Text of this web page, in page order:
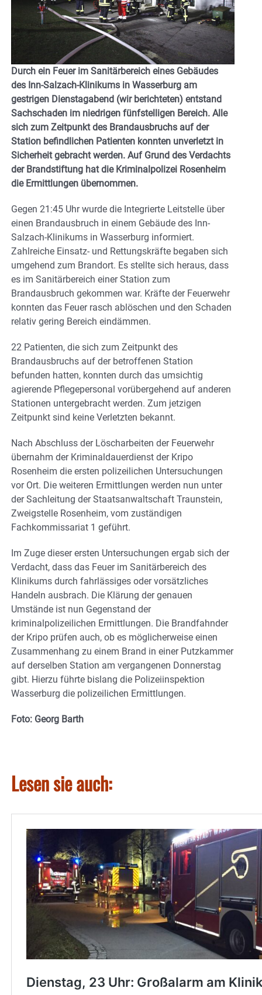
Durch ein Feuer im Sanitärbereich eines Gebäudes
des Inn-Salzach-Klinikums in Wasserburg am
gestrigen Dienstagabend (wir berichteten) entstand
Sachschaden im niedrigen fünfstelligen Bereich. Alle
sich zum Zeitpunkt des Brandausbruchs auf der
Station befindlichen Patienten konnten unverletzt in
Sicherheit gebracht werden. Auf Grund des Verdachts
der Brandstiftung hat die Kriminalpolizei Rosenheim
die Ermittlungen übernommen.
Gegen 21:45 Uhr wurde die Integrierte Leitstelle über
einen Brandausbruch in einem Gebäude des Inn-
Salzach-Klinikums in Wasserburg informiert.
Zahlreiche Einsatz- und Rettungskräfte begaben sich
umgehend zum Brandort. Es stellte sich heraus, dass
es im Sanitärbereich einer Station zum
Brandausbruch gekommen war. Kräfte der Feuerwehr
konnten das Feuer rasch ablöschen und den Schaden
relativ gering Bereich eindämmen.
22 Patienten, die sich zum Zeitpunkt des
Brandausbruchs auf der betroffenen Station
befunden hatten, konnten durch das umsichtig
agierende Pflegepersonal vorübergehend auf anderen
Stationen untergebracht werden. Zum jetzigen
Zeitpunkt sind keine Verletzten bekannt.
Nach Abschluss der Löscharbeiten der Feuerwehr
übernahm der Kriminaldauerdienst der Kripo
Rosenheim die ersten polizeilichen Untersuchungen
vor Ort. Die weiteren Ermittlungen werden nun unter
der Sachleitung der Staatsanwaltschaft Traunstein,
Zweigstelle Rosenheim, vom zuständigen
Fachkommissariat 1 geführt.
Im Zuge dieser ersten Untersuchungen ergab sich der
Verdacht, dass das Feuer im Sanitärbereich des
Klinikums durch fahrlässiges oder vorsätzliches
Handeln ausbrach. Die Klärung der genauen
Umstände ist nun Gegenstand der
kriminalpolizeilichen Ermittlungen. Die Brandfahnder
der Kripo prüfen auch, ob es möglicherweise einen
Zusammenhang zu einem Brand in einer Putzkammer
auf derselben Station am vergangenen Donnerstag
gibt. Hierzu führte bislang die Polizeiinspektion
Wasserburg die polizeilichen Ermittlungen.
Foto: Georg Barth
Lesen sie auch: